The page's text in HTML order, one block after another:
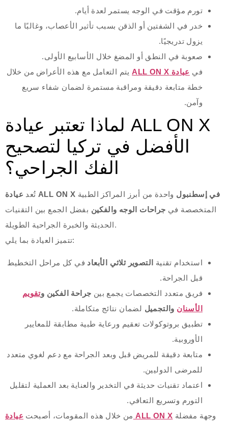
تورم مؤقت في الوجه يستمر لعدة أيام.
خدر في الشفتين أو الذقن بسبب تأثير الأعصاب، وغالبًا ما
يزول تدريجيًا.
صعوبة في النطق أو المضغ خلال الأسابيع الأولى.
في عيادة ALL ON X
يتم التعامل مع هذه الأعراض من خلال
خطة متابعة دقيقة ومراقبة مستمرة لضمان شفاء سريع
وآمن.
لماذا تعتبر عيادة ALL ON X
الأفضل في تركيا لتصحيح
الفك الجراحي؟
تُعد عيادة ALL ON X في إسطنبول واحدة من أبرز المراكز الطبية
المتخصصة في جراحات الوجه والفكين بفضل الجمع بين التقنيات
الحديثة والخبرة الجراحية الطويلة.
تتميز العيادة بما يلي:
استخدام تقنية التصوير ثلاثي الأبعاد في كل مراحل التخطيط
قبل الجراحة.
فريق متعدد التخصصات يجمع بين جراحة الفكين وتقويم
الأسنان والتجميل لضمان نتائج متكاملة.
تطبيق بروتوكولات تعقيم ورعاية طبية مطابقة للمعايير
الأوروبية.
متابعة دقيقة للمريض قبل وبعد الجراحة مع دعم لغوي متعدد
للمرضى الدوليين.
اعتماد تقنيات حديثة في التخدير والعناية بعد العملية لتقليل
التورم وتسريع التعافي.
من خلال هذه المقومات، أصبحت عيادة ALL ON X